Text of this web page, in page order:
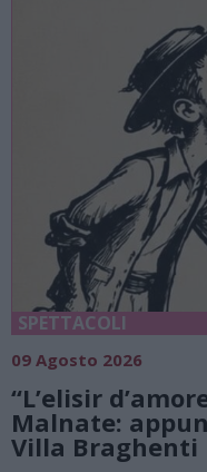
SPETTACOLI
09 Agosto 2026
“L’elisir
Malnate:
Villa Braghenti